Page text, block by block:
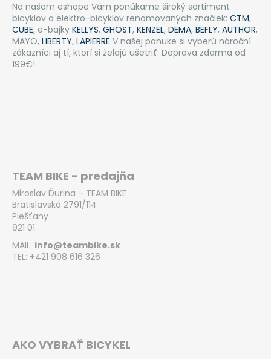
Na našom eshope Vám ponúkame široký sortiment
bicyklov a elektro-bicyklov renomovaných značiek: CTM,
CUBE, e-bajky KELLYS, GHOST, KENZEL, DEMA, BEFLY, AUTHOR,
MAYO, LIBERTY, LAPIERRE V našej ponuke si vyberú nároční
zákazníci aj tí, ktorí si želajú ušetriť. Doprava zdarma od
199€!
TEAM BIKE - predajňa
Miroslav Ďurina – TEAM BIKE
Bratislavská 2791/114
Piešťany
921 01
MAIL: info@teambike.sk
TEL: +421 908 616 326
AKO VYBRAŤ BICYKEL